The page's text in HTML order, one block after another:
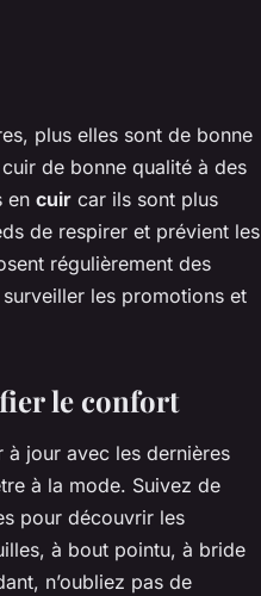
plus elles sont de bonne
de bonne qualité à des
en cuir car ils sont plus
de respirer et prévient les
régulièrement des
les promotions et
le confort
jour avec les dernières
à la mode. Suivez de
pour découvrir les
à bout pointu, à bride
n’oubliez pas de